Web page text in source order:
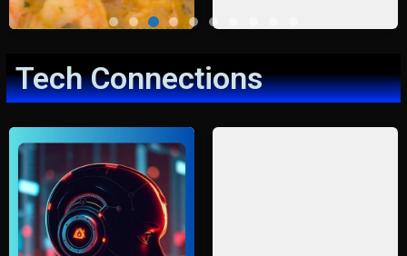
Tech Connections